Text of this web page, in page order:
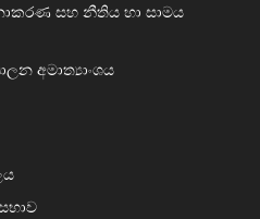
සහ නීතිය හා සාමය
අමාත්‍යාංශය